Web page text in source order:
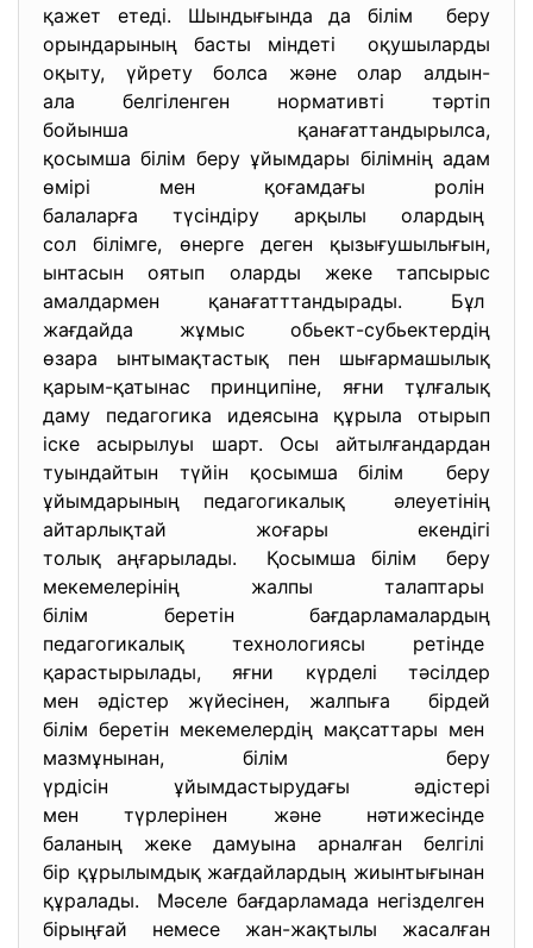
қажет етеді. Шындығында да білім беру
орындарының басты міндеті оқушыларды
оқыту, үйрету болса және олар алдын-
ала белгіленген нормативті тәртіп
бойынша қанағаттандырылса,
қосымша білім беру ұйымдары білімнің адам
өмірі мен қоғамдағы ролін
балаларға түсіндіру арқылы олардың
сол білімге, өнерге деген қызығушылығын,
ынтасын оятып оларды жеке тапсырыс
амалдармен қанағатттандырады. Бұл
жағдайда жұмыс обьект-субьектердің
өзара ынтымақтастық пен шығармашылық
қарым-қатынас принципіне, яғни тұлғалық
даму педагогика идеясына құрыла отырып
іске асырылуы шарт. Осы айтылғандардан
туындайтын түйін қосымша білім беру
ұйымдарының педагогикалық әлеуетінің
айтарлықтай жоғары екендігі
толық аңғарылады. Қосымша білім беру
мекемелерінің жалпы талаптары
білім беретін бағдарламалардың
педагогикалық технологиясы ретінде
қарастырылады, яғни күрделі тәсілдер
мен әдістер жүйесінен, жалпыға бірдей
білім беретін мекемелердің мақсаттары мен
мазмұнынан, білім беру
үрдісін ұйымдастырудағы әдістері
мен түрлерінен және нәтижесінде
баланың жеке дамуына арналған белгілі
бір құрылымдық жағдайлардың жиынтығынан
құралады. Мәселе бағдарламада негізделген
бірыңғай немесе жан-жақтылы жасалған